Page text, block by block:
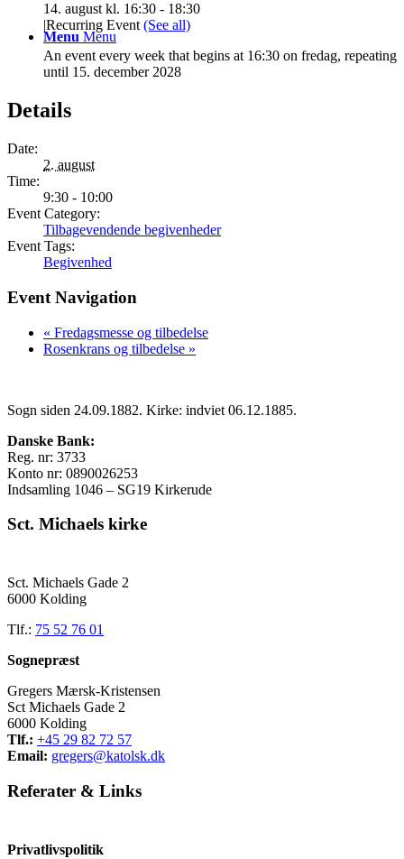
Menu Menu
14. august kl. 16:30 - 18:30
Recurring Event(See all)
An event every week that begins at 16:30 on fredag, repeating
until 15. december 2028
Details
Date:
2. august
Time:
9:30 - 10:00
Event Category:
Tilbagevendende begivenheder
Event Tags:
Begivenhed
Event Navigation
« Fredagsmesse og tilbedelse
Rosenkrans og tilbedelse »
Sogn siden 24.09.1882. Kirke: indviet 06.12.1885.
Danske Bank:
Reg. nr: 3733
Konto nr: 0890026253
Indsamling 1046 – SG19 Kirkerude
Sct. Michaels kirke
Sct. Michaels Gade 2
6000 Kolding
Tlf.: 75 52 76 01
Sognepræst
Gregers Mærsk-Kristensen
Sct Michaels Gade 2
6000 Kolding
Tlf.: +45 29 82 72 57
Email: gregers@katolsk.dk
Referater & Links
Privatlivspolitik